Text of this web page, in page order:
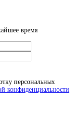
время
персональных
конфиденциальности